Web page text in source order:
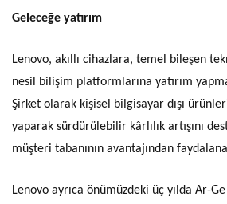
Geleceğe yatırım
Lenovo, akıllı cihazlara, temel bileşen
nesil bilişim platformlarına yatırım
Şirket olarak kişisel bilgisayar dışı
yaparak sürdürülebilir kârlılık artışını
müşteri tabanının avantajından
Lenovo ayrıca önümüzdeki üç yılda Ar-Ge